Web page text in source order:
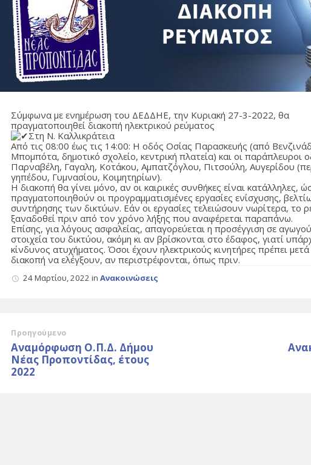
Σύμφωνα με ενημέρωση του ΔΕΔΔΗΕ, την Κυριακή 27-3-2022, θα
πραγματοποιηθεί διακοπή ηλεκτρικού ρεύματος
Στη Ν. Καλλικράτεια
Από τις 08:00 έως τις 14:00: Η οδός Οσίας Παρασκευής (από
Μπομπότα, δημοτικό σχολείο, κεντρική πλατεία) και οι παράπλευροι
Παρναβέλη, Γαγαλη, Κοτάκου, Αμπατζόγλου, Πιτσούλη, Αυγερίδου
γηπέδου, Γυμνασίου, Κοιμητηρίων).
Η διακοπή θα γίνει μόνο, αν οι καιρικές συνθήκες είναι κατάλληλες,
πραγματοποιηθούν οι προγραμματισμένες εργασίες ενίσχυσης,
συντήρησης των δικτύων. Εάν οι εργασίες τελειώσουν νωρίτερα, το
ξαναδοθεί πριν από τον χρόνο λήξης που αναφέρεται παραπάνω.
Επίσης, για λόγους ασφαλείας, απαγορεύεται η προσέγγιση σε
στοιχεία του δικτύου, ακόμη κι αν βρίσκονται στο έδαφος, γιατί
κίνδυνος ατυχήματος. Όσοι έχουν ηλεκτρικούς κινητήρες πρέπει μετά
διακοπή να ελέγξουν, αν περιστρέφονται, όπως πριν.
24 Μαρτίου, 2022inΑνακοινώσεις
Προηγούμενο
Αναμόρφωση Ο.Π.Δ. Δήμου
Νέας Προποντίδας, έτους
2022